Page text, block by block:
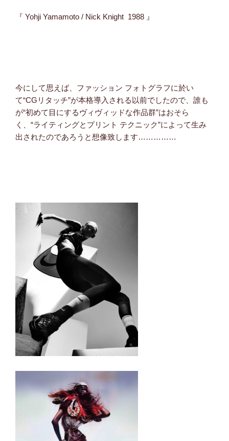
『 Yohji Yamamoto / Nick Knight 1988 』
今にして思えば、ファッション フォトグラフに於い
て“CGリタッチ”が本格導入される以前でしたので、誰も
が“初めて目にするヴィヴィッドな作品群”はおそら
く、“ライティングとプリント テクニック”によって生み
出されたのであろうと想像致します……………